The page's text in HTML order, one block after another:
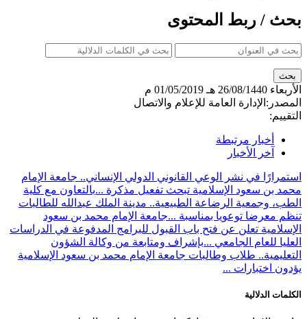
بحث / ربط المحتوى
الأربعاء 26/08/1440 هـ
01/05/2019 م
المصدر: الإدارة العامة للإعلام والاتصال
التقييم:
أخبار مرتبطة
آخر الأخبار
استمرارًا في نشر الوعي القانوني الدولي الإنساني.. جامعة الإمام
محمد بن سعود الإسلامية تبحث تفعيل مذكرة ...بالتعاون مع كلية
الطب، وجمعية الرضاعة الطبيعية.. مدينة الملك عبدالله للطالبات
تنظم معرضا توعويا بمناسبة ...جامعة الإمام محمد بن سعود
الإسلامية تعلن عن فتح باب القبول للبرامج المدفوعة في الدراسات
العليا للعام الجامعي ...بإشراف ومتابعة من وكالة الشؤون
التعليمية.. طلاب وطالبات جامعة الإمام محمد بن سعود الإسلامية
يؤدون اختبارات ...
الكلمات الدلالية